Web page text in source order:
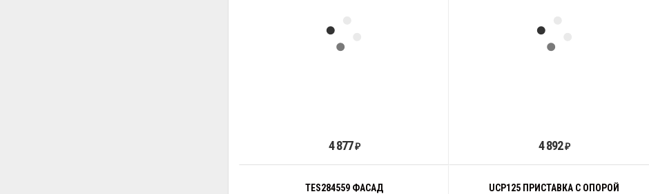
4 877 ₽ 4 892₽
TES284559 ФАСАД UCP125 ПРИСТАВКА С ОПОРОЙ